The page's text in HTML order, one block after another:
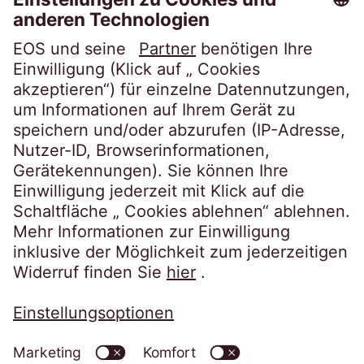
Über EOS
Karriere
Folgen Sie uns auf
Datenschutzerklärung